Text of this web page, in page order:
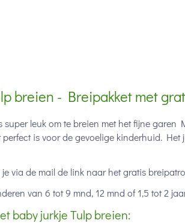
breien - Breipakket met
super leuk om te breien met het fijne
is voor de gevoelige kinderhuid. Het
via de mail de link naar het gratis
van 6 tot 9 mnd, 12 mnd of 1,5 tot 2
baby jurkje Tulp breien: